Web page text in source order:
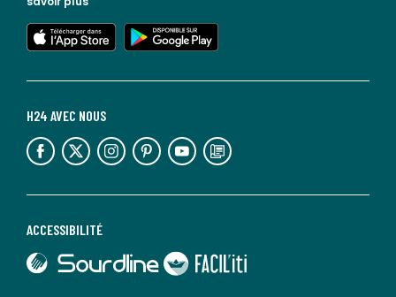
ACCESSIBILITÉ
lien vers Sourdline
lien vers Faciliti
H24 AVEC NOUS
lien vers l'espace réseaux sociaux lien vers l'espace réseaux sociaux lien vers l'espace réseaux sociaux lien vers l'espace réseaux sociaux lien vers l'espace réseaux sociaux lien vers le blog la redoute
lien vers l'app store
lien vers google play